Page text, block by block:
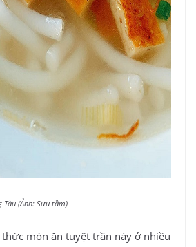
Tàu (Ảnh: Sưu tầm)
món ăn tuyệt trần này ở nhiều